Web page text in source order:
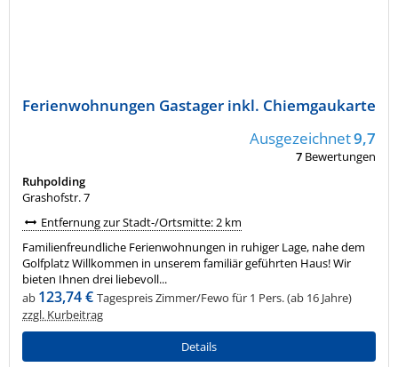
Ferienwohnungen Gastager inkl. Chiemgaukarte
Ausgezeichnet9,7
7 Bewertungen
Ruhpolding
Grashofstr. 7
Entfernung zur Stadt-/Ortsmitte: 2 km
Familienfreundliche Ferienwohnungen in ruhiger Lage, nahe dem
Golfplatz Willkommen in unserem familiär geführten Haus! Wir
bieten Ihnen drei liebevoll...
ab 123,74 € Tagespreis Zimmer/Fewo für 1 Pers. (ab 16 Jahre)
zzgl. Kurbeitrag
Details